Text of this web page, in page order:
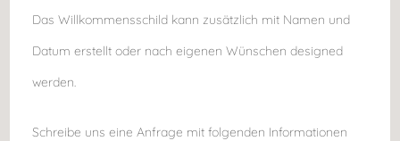
Das Willkommensschild kann zusätzlich mit Namen und
Datum erstellt oder nach eigenen Wünschen designed
werden.
Schreibe uns eine Anfrage mit folgenden Informationen